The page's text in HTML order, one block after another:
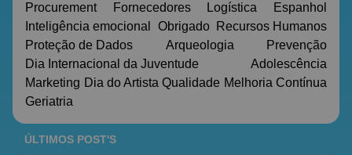
Procurement
Fornecedores Logística
Espanhol
Inteligência emocional
Obrigado
Recursos Humanos
Proteção de Dados
Arqueologia
Prevenção
Dia Internacional da Juventude
Adolescência
Marketing Dia do Artista Qualidade Melhoria Contínua
Geriatria
ÚLTIMOS POST'S